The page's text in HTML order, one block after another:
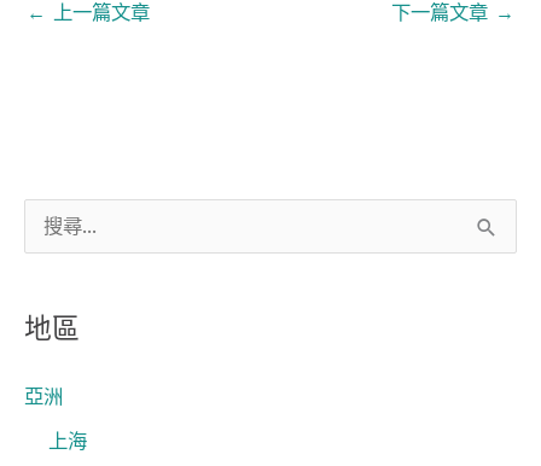
關
鍵
字
地區
亞洲
上海
← 上一篇文章 下一篇文章 →